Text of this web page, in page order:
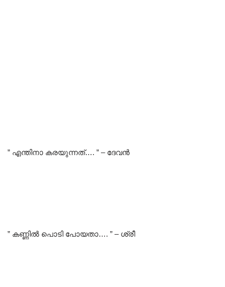
” എന്തിനാ കരയുന്നത്…. ” – ദേവൻ
” കണ്ണിൽ പൊടി പോയതാ…. ” – ശ്രീ